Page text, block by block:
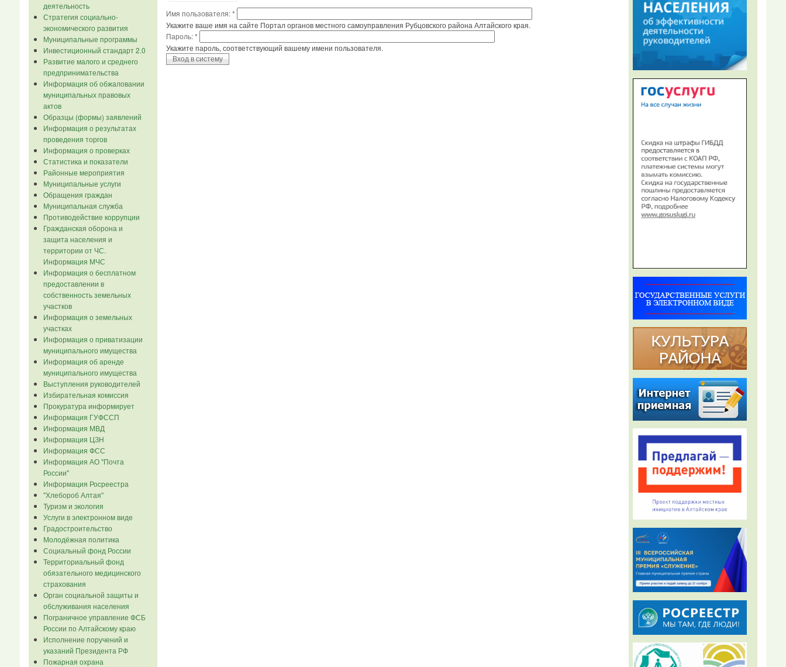
деятельность
Стратегия социально-
экономического развития
Муниципальные программы
Инвестиционный стандарт 2.0
Развитие малого и среднего
предпринимательства
Информация об обжаловании
муниципальных правовых
актов
Образцы (формы) заявлений
Информация о результатах
проведения торгов
Информация о проверках
Статистика и показатели
Районные мероприятия
Муниципальные услуги
Обращения граждан
Муниципальная служба
Противодействие коррупции
Гражданская оборона и
защита населения и
территории от ЧС.
Информация МЧС
Информация о бесплатном
предоставлении в
собственность земельных
участков
Информация о земельных
участках
Информация о приватизации
муниципального имущества
Информация об аренде
муниципального имущества
Выступления руководителей
Избирательная комиссия
Прокуратура информирует
Информация ГУФССП
Информация МВД
Информация ЦЗН
Информация ФСС
Информация АО "Почта
России"
Информация Росреестра
"Хлебороб Алтая"
Туризм и экология
Услуги в электронном виде
Градостроительство
Молодёжная политика
Социальный фонд России
Территориальный фонд
обязательного медицинского
страхования
Орган социальной защиты и
обслуживания населения
Пограничное управление ФСБ
России по Алтайскому краю
Исполнение поручений и
указаний Президента РФ
Пожарная охрана
Имя пользователя:*
Укажите ваше имя на сайте Портал органов местного самоуправления Рубцовского района Алтайского края.
Пароль:*
Укажите пароль, соответствующий вашему имени пользователя.